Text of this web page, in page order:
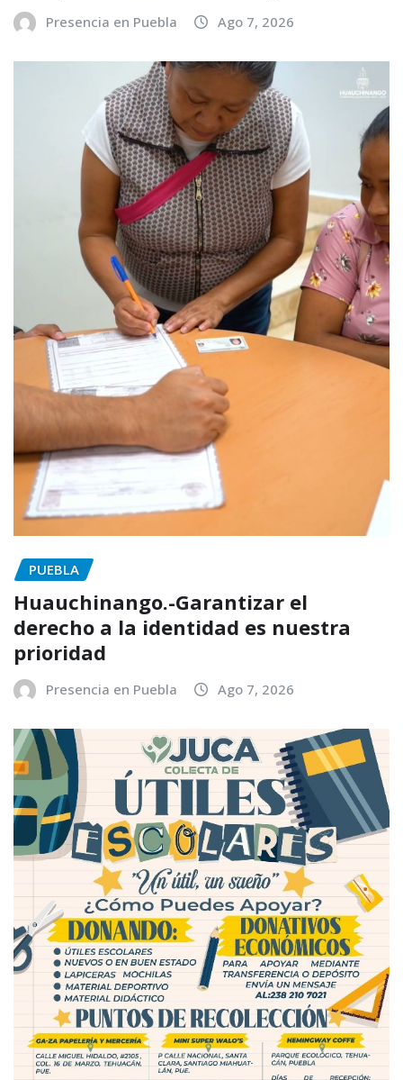
Presencia en Puebla Ago 7, 2026
PUEBLA
Huauchinango.-Garantizar el
derecho a la identidad es nuestra
prioridad
Presencia en Puebla Ago 7, 2026